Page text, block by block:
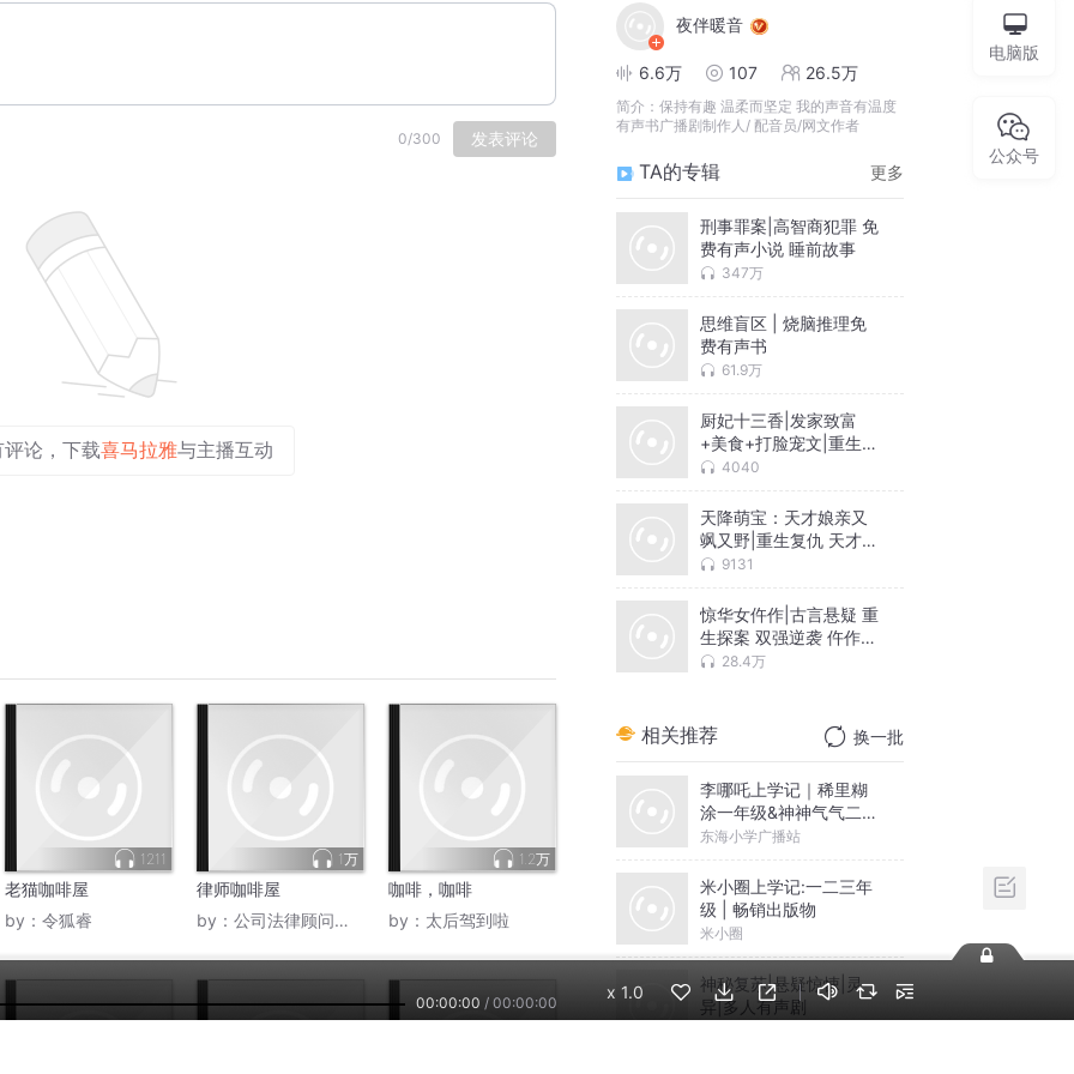
0/300 发表评论
论，下载喜马拉雅与主播互动
2025-12
2025-12
6
2025-12
6
夜伴暖音
6.6万 107 26.5万
简介： 保持有趣 温柔而坚定 我的声音有温度
有声书广播剧制作人/ 配音员/网文作者
TA的专辑 更多
刑事罪案|高智商犯罪 免
费有声小说 睡前故事
347万
思维盲区 | 烧脑推理免
费有声书
61.9万
厨妃十三香|发家致富
+美食+打脸宠文|重生逆
袭|多人有声剧
4040
天降萌宝：天才娘亲又
飒又野|重生复仇 天才逆
袭爽文|多人有声剧
9131
惊华女仵作|古言悬疑 重
生探案 双强逆袭 仵作狂
妃同款|夜伴暖音领衔
28.4万
相关推荐 换一批
李哪吒上学记｜稀里糊
涂一年级&神神气气二年
级
东海小学广播站
米小圈上学记:一二三年
级 | 畅销出版物
米小圈
神秘复苏|悬疑惊悚|灵
异|多人有声剧
电脑版
公众号
00:00:00 / 00:00:00
x 1.0